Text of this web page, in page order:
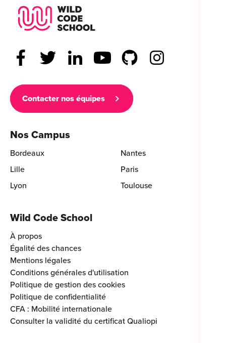
Contacter nos équipes
Nos Campus
Bordeaux
Lille
Lyon
Nantes
Paris
Toulouse
Wild Code School
À propos
Égalité des chances
Mentions légales
Conditions générales d'utilisation
Politique de gestion des cookies
Politique de confidentialité
CFA : Mobilité internationale
Consulter la validité du certificat Qualiopi